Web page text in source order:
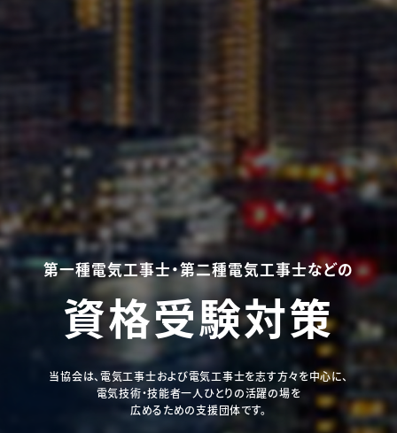
第一種電気工事士・第二種電気工事士などの
資格受験対策
当協会は、電気工事士および電気工事士を志す方々を中心に、
電気技術・技能者一人ひとりの活躍の場を
広めるための支援団体です。